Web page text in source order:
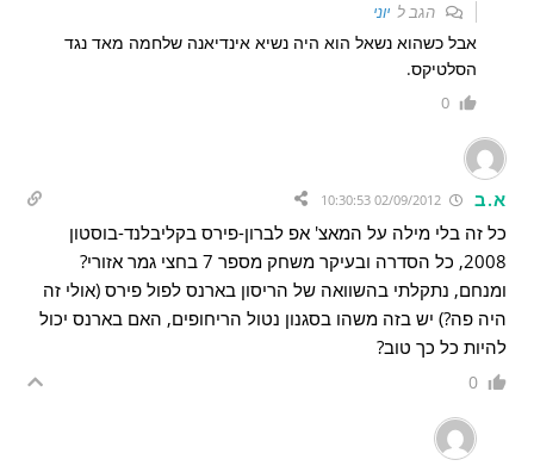
הגב ליוני
אבל כשהוא נשאל הוא היה נשיא אינדיאנה שלחמה מאד נגד
הסלטיקס.
0
א.ב
כל זה בלי מילה על המאצ' אפ לברון-פירס בקליבלנד-בוסטון
2008, כל הסדרה ובעיקר משחק מספר 7 בחצי גמר אזורי?
ומנחם, נתקלתי בהשוואה של הריסון בארנס לפול פירס (אולי זה
היה פה?) יש בזה משהו בסגנון נטול הריחופים, האם בארנס יכול
להיות כל כך טוב?
0